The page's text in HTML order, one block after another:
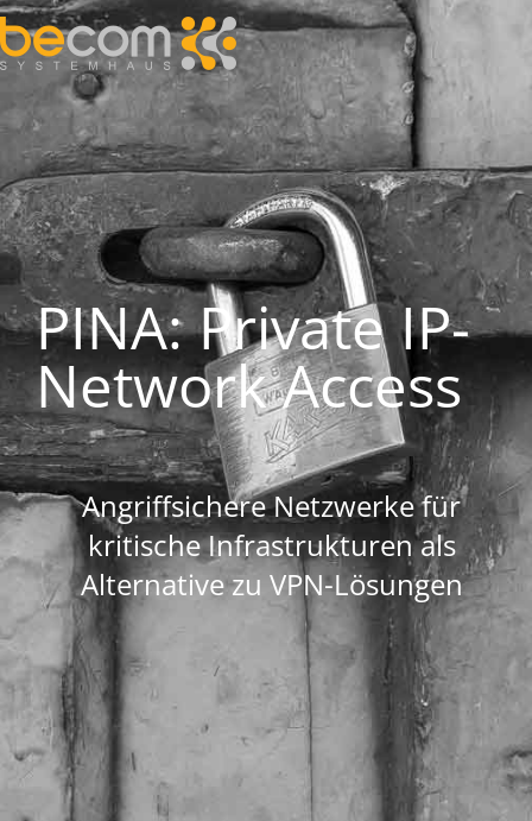
PINA: Private IP-
Network Access
Angriffsichere Netzwerke für
kritische Infrastrukturen als
Alternative zu VPN-Lösungen